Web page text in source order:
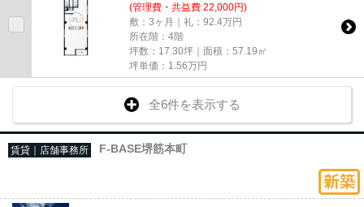
(管理費・共益費 22,000円)
敷：3ヶ月｜礼：92.4万円
所在階：4階
坪数：17.30坪｜面積：57.19㎡
坪単価： 1.56万円
全6件を表示する
賃貸｜店舗事務所 F-BASE堺筋本町